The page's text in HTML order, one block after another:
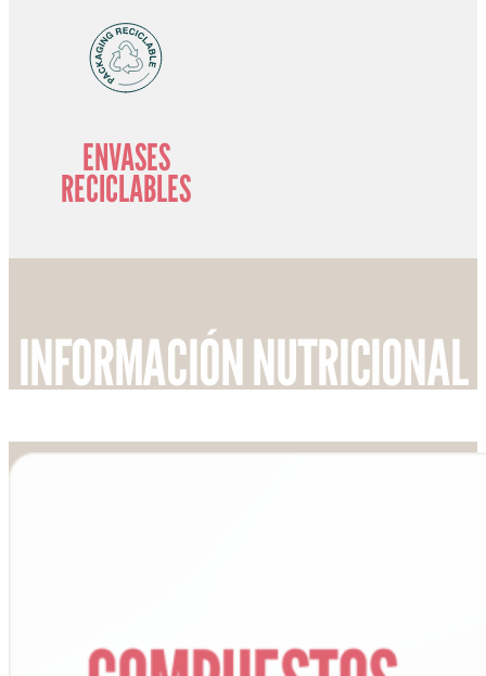
ENVASES
RECICLABLES
INFORMACIÓN NUTRICIONAL